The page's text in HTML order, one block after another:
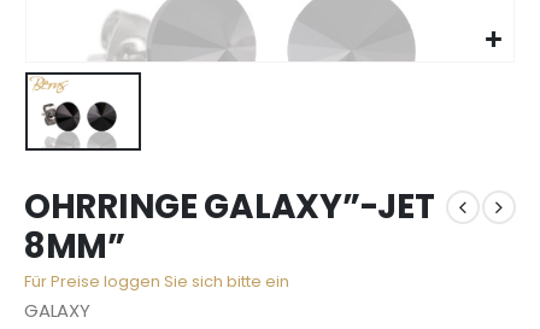
OHRRINGE GALAXY”-JET
8MM”
Für Preise loggen Sie sich bitte ein
GALAXY